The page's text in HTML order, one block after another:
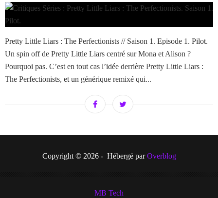
Pretty Little Liars : The Perfectionists // Saison 1. Episode 1. Pilot.
Un spin off de Pretty Little Liars centré sur Mona et Alison ?
Pourquoi pas. C’est en tout cas l’idée derrière Pretty Little Liars :
The Perfectionists, et un générique remixé qui...
Copyright © 2026 - Hébergé parOverblog
MB Tech